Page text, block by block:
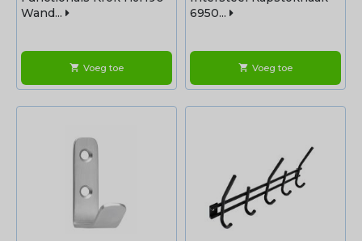
Wand...
shopping_cart Voeg toe
6950...
shopping_cart Voeg toe